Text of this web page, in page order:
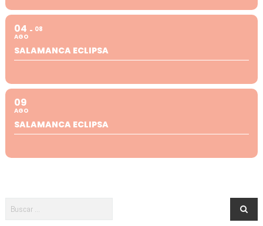
04
AGO
08
SALAMANCA ECLIPSA
09
AGO
SALAMANCA ECLIPSA